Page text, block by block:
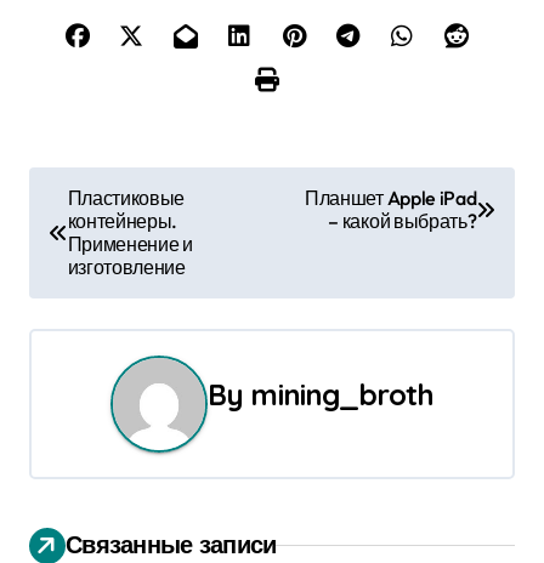
в
и
ц
и
Пластиковые
контейнеры.
Применение и
изготовление
Планшет Apple iPad
– какой выбрать?
By mining_broth
Связанные записи